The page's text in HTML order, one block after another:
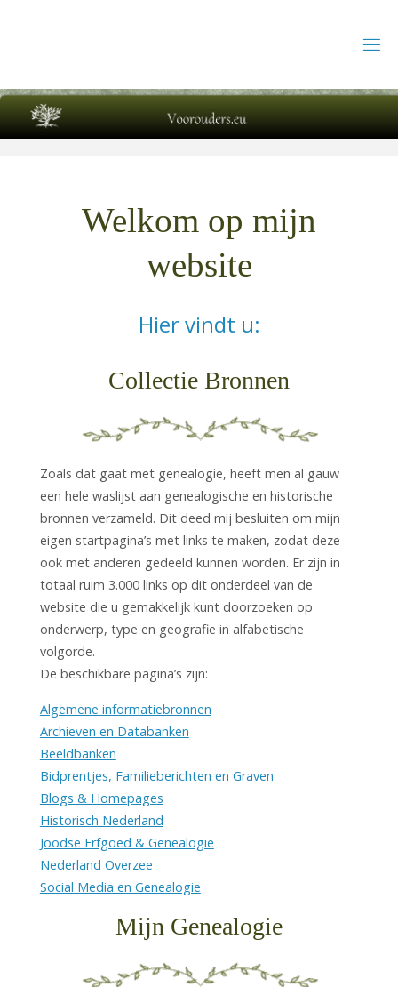
Welkom op mijn
website
Hier vindt u:
Collectie Bronnen
Zoals dat gaat met genealogie, heeft men al gauw
een hele waslijst aan genealogische en historische
bronnen verzameld. Dit deed mij besluiten om mijn
eigen startpagina’s met links te maken, zodat deze
ook met anderen gedeeld kunnen worden. Er zijn in
totaal ruim 3.000 links op dit onderdeel van de
website die u gemakkelijk kunt doorzoeken op
onderwerp, type en geografie in alfabetische
volgorde.
De beschikbare pagina’s zijn:
Algemene informatiebronnen
Archieven en Databanken
Beeldbanken
Bidprentjes, Familieberichten en Graven
Blogs & Homepages
Historisch Nederland
Joodse Erfgoed & Genealogie
Nederland Overzee
Social Media en Genealogie
Mijn Genealogie